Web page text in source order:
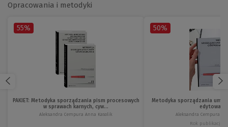
Opracowania i metodyki
55%
PAKIET: Metodyka sporządzania pism procesowych
w sprawach karnych, cyw...
Aleksandra Cempura Anna Kasolik
50%
Metodyka sporządzania
edytowa...
Aleksandra Cempura
Rok publikacji: